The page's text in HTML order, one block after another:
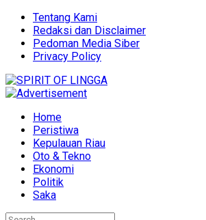
Tentang Kami
Redaksi dan Disclaimer
Pedoman Media Siber
Privacy Policy
Home
Peristiwa
Kepulauan Riau
Oto & Tekno
Ekonomi
Politik
Saka